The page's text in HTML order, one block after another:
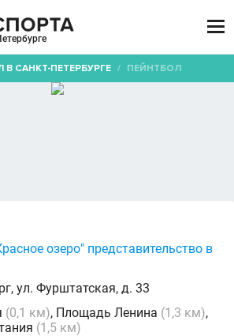

В САНКТ-ПЕТЕРБУРГЕ / ПЕЙНТБОЛ
озеро" представительство в
ул. Фурштатская, д. 33
(0,1 км), Площадь Ленина (1,3 км),
(1,5 км)